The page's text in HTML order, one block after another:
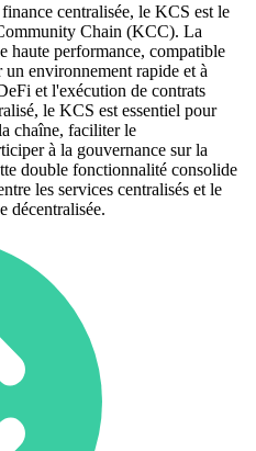
centralisée, le KCS est le
Chain (KCC). La
haute performance, compatible
environnement rapide et à
et l'exécution de contrats
le KCS est essentiel pour
chaîne, faciliter le
à la gouvernance sur la
double fonctionnalité consolide
les services centralisés et le
décentralisée.